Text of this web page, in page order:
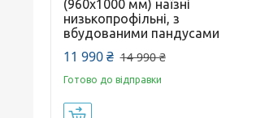
(960х1000 мм) наїзні
низькопрофільні, з
вбудованими пандусами
11 990 ₴ 14 990 ₴
Готово до відправки